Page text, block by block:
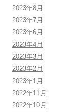
2023年8月
2023年7月
2023年6月
2023年4月
2023年3月
2023年2月
2023年1月
2022年11月
2022年10月